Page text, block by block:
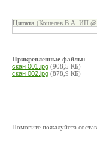
Цитата (Кошелев В.А. ИП
Прикрепленные файлы:
скан 001.jpg (908,5 КБ)
скан 002.jpg (878,9 КБ)
Помогите пожалуйста